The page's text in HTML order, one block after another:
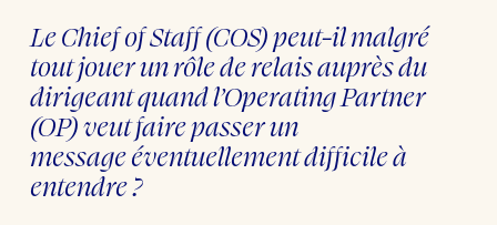
Le Chief of Staff (COS) peut-il malgré
tout jouer un rôle de relais auprès du
dirigeant quand l’Operating Partner
(OP) veut faire passer un
message éventuellement difficile à
entendre ?